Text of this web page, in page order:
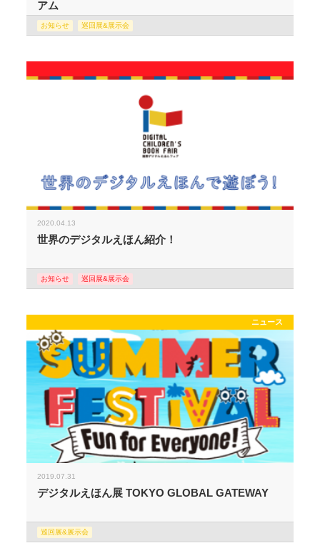
アム
お知らせ 巡回展&展示会
2020.04.13
世界のデジタルえほん紹介！
お知らせ 巡回展&展示会
ニュース
2019.07.31
デジタルえほん展 TOKYO GLOBAL GATEWAY
巡回展&展示会